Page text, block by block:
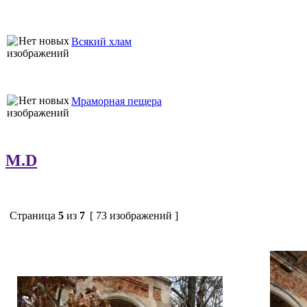
Всякий хлам
Мраморная пещера
M.D
Страница 5 из 7 [ 73 изображений ]